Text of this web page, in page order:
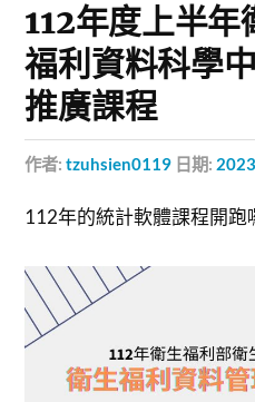
112年度上半
福利資料科學
推廣課程
作者:tzuhsien0119 日期:
112年的統計軟體課程開跑